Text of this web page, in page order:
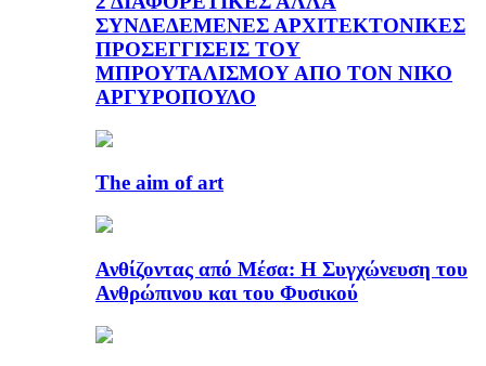
ΣΥΝΔΕΔΕΜΕΝΕΣ ΑΡΧΙΤΕΚΤΟΝΙΚΕΣ
ΠΡΟΣΕΓΓΙΣΕΙΣ ΤΟΥ
ΜΠΡΟΥΤΑΛΙΣΜΟΥ ΑΠΟ ΤΟΝ ΝΙΚΟ
ΑΡΓΥΡΟΠΟΥΛΟ
The aim of art
Ανθίζοντας από Μέσα: Η Συγχώνευση του
Ανθρώπινου και του Φυσικού